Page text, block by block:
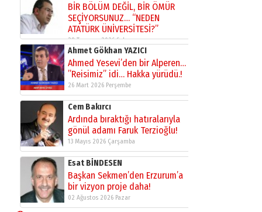
BİR BÖLÜM DEĞİL, BİR ÖMÜR
SEÇİYORSUNUZ… “NEDEN
ATATÜRK ÜNİVERSİTESİ?”
28 Temmuz 2026 Salı
Ahmet Gökhan YAZICI
Ahmed Yesevi’den bir Alperen…
”Reisimiz” idi… Hakka yürüdü.!
26 Mart 2026 Perşembe
Cem Bakırcı
Ardında bıraktığı hatıralarıyla
gönül adamı Faruk Terzioğlu!
13 Mayıs 2026 Çarşamba
Esat BİNDESEN
Başkan Sekmen’den Erzurum’a
bir vizyon proje daha!
02 Ağustos 2026 Pazar